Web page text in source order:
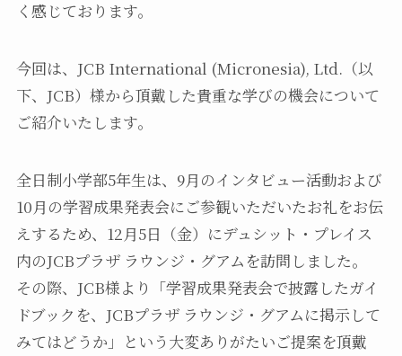
く感じております。
今回は、JCB International (Micronesia), Ltd.（以
下、JCB）様から頂戴した貴重な学びの機会について
ご紹介いたします。
全日制小学部5年生は、9月のインタビュー活動および
10月の学習成果発表会にご参観いただいたお礼をお伝
えするため、12月5日（金）にデュシット・プレイス
内のJCBプラザ ラウンジ・グアムを訪問しました。
その際、JCB様より「学習成果発表会で披露したガイ
ドブックを、JCBプラザ ラウンジ・グアムに掲示して
みてはどうか」という大変ありがたいご提案を頂戴